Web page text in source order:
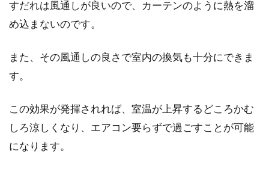
ーズナブルにお部屋の印象を変えたい人もいる
窓が原因と言われるトラブルの中に、サッシの
すだれは風通しが良いので、カーテンのように熱を溜
め込まないのです。
また、その風通しの良さで室内の換気も十分にできま
す。
この効果が発揮されれば、室温が上昇するどころかむ
しろ涼しくなり、エアコン要らずで過ごすことが可能
になります。